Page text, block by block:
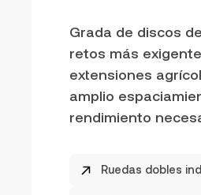
Grada de discos
retos más
extensiones
amplio
rendimiento
Ruedas dobles